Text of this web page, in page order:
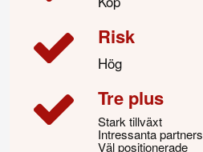
Risk
Hög
Tre plus
Stark tillväxt
Intressanta partners
Väl positionerade